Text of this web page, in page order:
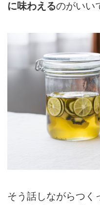
に味わえるのがいい
そう話しながらつく